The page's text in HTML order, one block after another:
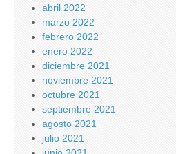
abril 2022
marzo 2022
febrero 2022
enero 2022
diciembre 2021
noviembre 2021
octubre 2021
septiembre 2021
agosto 2021
julio 2021